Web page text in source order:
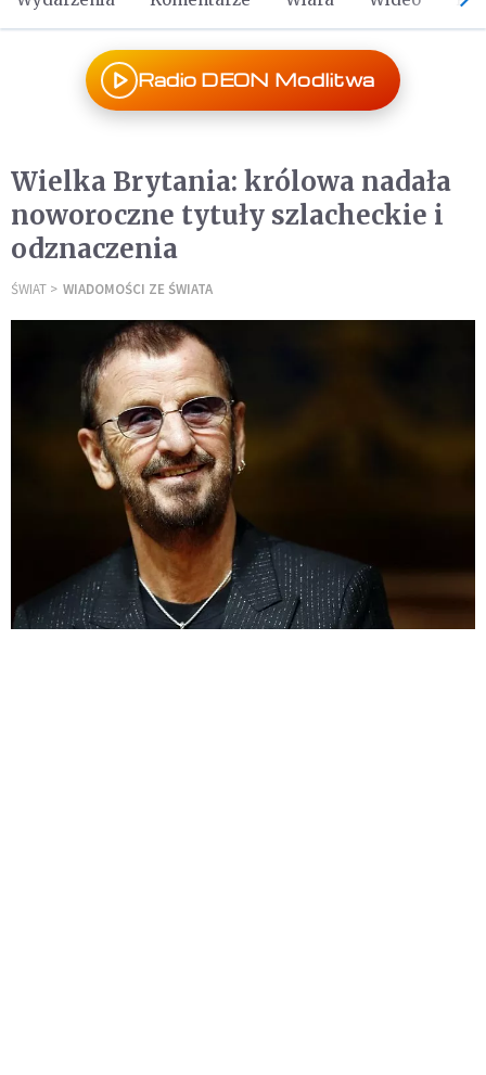
Radio DEON Modlitwa
Wielka Brytania: królowa nadała
noworoczne tytuły szlacheckie i
odznaczenia
ŚWIAT WIADOMOŚCI ZE ŚWIATA